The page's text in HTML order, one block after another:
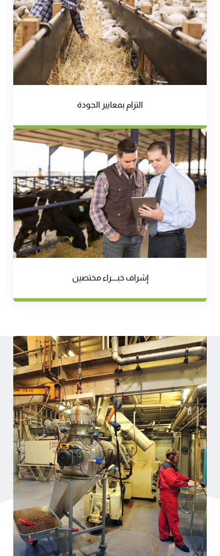
التزام بمعايير الجودة
إشراف خبــــراء مختصين